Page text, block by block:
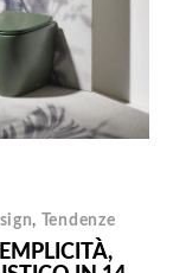
, Tendenze